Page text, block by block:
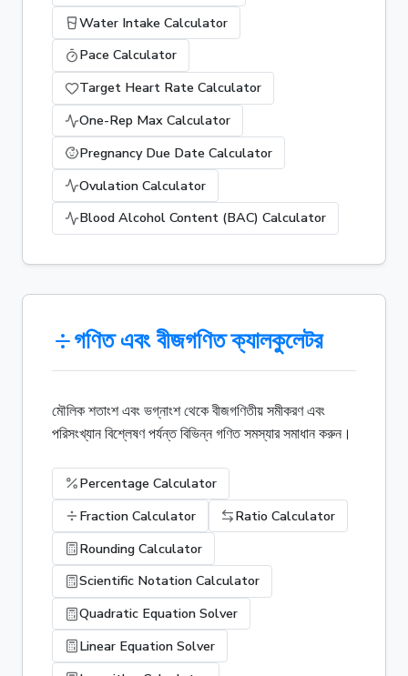
Water Intake Calculator
Pace Calculator
Target Heart Rate Calculator
One-Rep Max Calculator
Pregnancy Due Date Calculator
Ovulation Calculator
Blood Alcohol Content (BAC) Calculator
গণিত এবং বীজগণিত ক্যালকুলেটর
মৌলিক শতাংশ এবং ভগ্নাংশ থেকে বীজগণিতীয় সমীকরণ এবং
পরিসংখ্যান বিশ্লেষণ পর্যন্ত বিভিন্ন গণিত সমস্যার সমাধান করুন।
Percentage Calculator
Fraction Calculator
Ratio Calculator
Rounding Calculator
Scientific Notation Calculator
Quadratic Equation Solver
Linear Equation Solver